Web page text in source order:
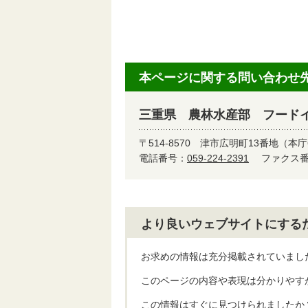
本ページに関する問い合わせ
三重県 農林水産部 フード
〒514-8570 津市広明町13番地（本庁
電話番号： 059-224-2391 ファクス
より良いウェブサイトにす
お求めの情報は充分掲載されていまし
このページの内容や表現は分かりやす
この情報はすぐに見つけられましたか